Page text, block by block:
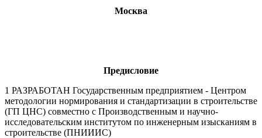
Москва
Предисловие
1 РАЗРАБОТАН Государственным предприятием - Центром
методологии нормирования и стандартизации в строительстве
(ГП ЦНС) совместно с Производственным и научно-
исследовательским институтом по инженерным изысканиям в
строительстве (ПНИИИС)